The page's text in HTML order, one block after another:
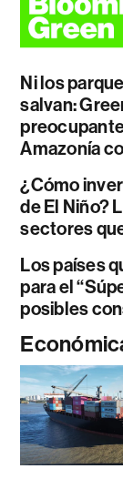
Ni los
salvan:
Amazonía
¿Cómo
de El Niño?
sectores
Los países
para el
posibles